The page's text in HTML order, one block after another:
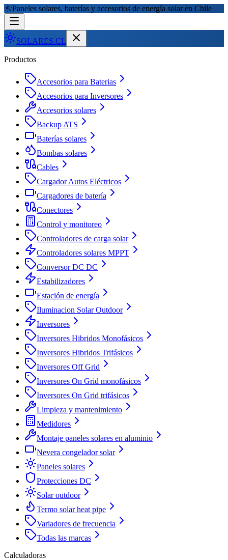
🌞Paneles solares, baterías y accesorios de energía solar en Chile
SOLARES.CL
Productos
Accesorios para Baterias
Accesorios para Inversores
Accesorios solares
Backup ATS
Baterías solares
Bombas solares
Cables
Cargador Autos Eléctricos
Cargadores de batería
Conectores
Control y monitoreo
Controladores de carga solar
Controladores solares MPPT
Conversor DC DC
Estabilizadores
Estación de energía
Iluminacion Solar Outdoor
Inversores
Inversores Hibridos Monofásicos
Inversores Hibridos Trifásicos
Inversores Off Grid
Inversores On Grid monofásicos
Inversores On Grid trifásicos
Limpieza y mantenimiento
Medidores
Montaje paneles solares en aluminio
Nevera congelador solar
Paneles solares
Protecciones DC
Solar outdoor
Termo solar heat pipe
Variadores de frecuencia
Todas las marcas
Calculadoras